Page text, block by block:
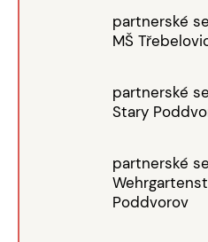
partnerské
MŠ
partnerské
Stary
partnerské
Poddvorov